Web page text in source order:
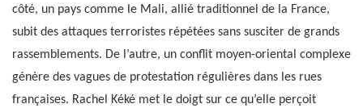
côté, un pays comme le Mali, allié traditionnel de la France,
subit des attaques terroristes répétées sans susciter de grands
rassemblements. De l’autre, un conflit moyen-oriental complexe
génère des vagues de protestation régulières dans les rues
françaises. Rachel Kéké met le doigt sur ce qu’elle perçoit